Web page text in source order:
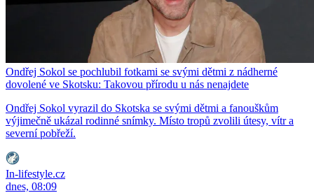
Ondřej Sokol se pochlubil fotkami se svými dětmi z nádherné
dovolené ve Skotsku: Takovou přírodu u nás nenajdete
Ondřej Sokol vyrazil do Skotska se svými dětmi a fanouškům
výjimečně ukázal rodinné snímky. Místo tropů zvolili útesy, vítr a
severní pobřeží.
In-lifestyle.cz
dnes, 08:09